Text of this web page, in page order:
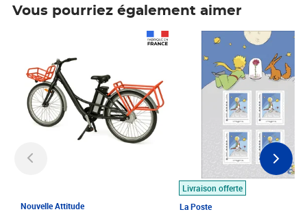
Vous pourriez également aimer
Nouvelle Attitude
Livraison offerte
La Poste
Prix 7,50€